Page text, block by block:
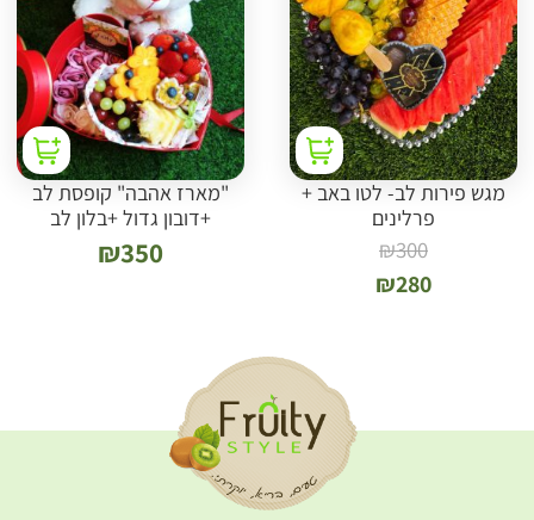
מגש פירות לב- לטו באב +
פרלינים
₪300
₪280
"מארז אהבה" קופסת לב
+דובון גדול +בלון לב
₪350